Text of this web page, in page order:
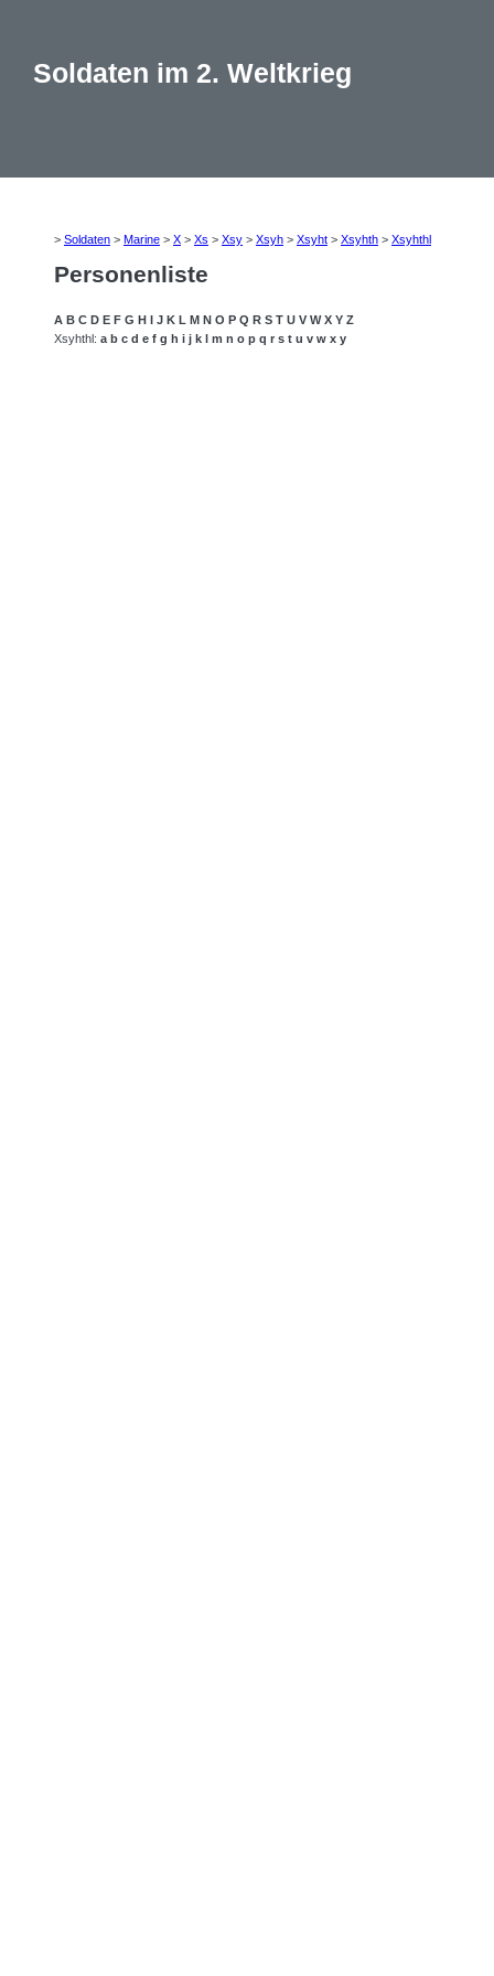
Soldaten im 2. Weltkrieg
> Soldaten > Marine > X > Xs > Xsy > Xsyh > Xsyht > Xsyhth > Xsyhthl
Personenliste
A B C D E F G H I J K L M N O P Q R S T U V W X Y Z
Xsyhthl: a b c d e f g h i j k l m n o p q r s t u v w x y